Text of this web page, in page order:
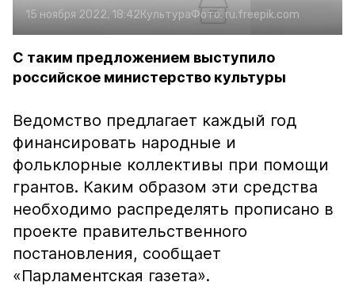
15 ноября 2022, 18:42КультураФото: ru.freepik.com
С таким предложением выступило
российское министерство культуры
Ведомство предлагает каждый год
финансировать народные и
фольклорные коллективы при помощи
грантов. Каким образом эти средства
необходимо распределять прописано в
проекте правительственного
постановления, сообщает
«Парламентская газета».